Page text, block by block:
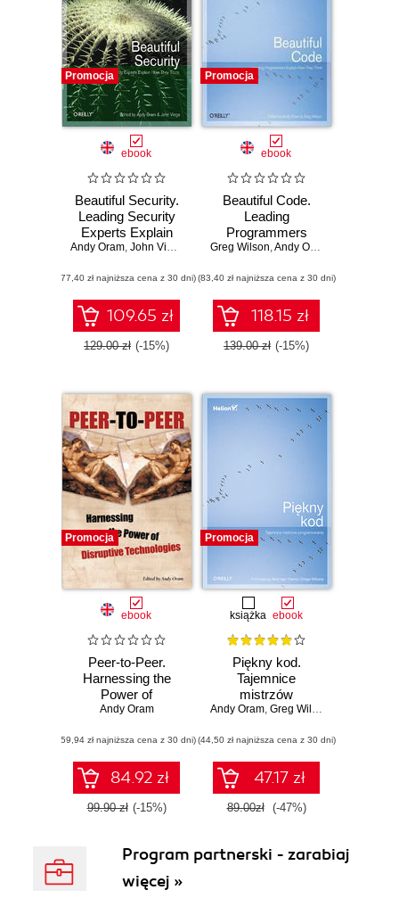
Promocja
ebook
Beautiful Security.
Leading Security
Experts Explain
How They Think
Andy Oram, John Viega
(77,40 zł najniższa cena z 30 dni)
109.65 zł
129.00 zł (-15%)
Promocja
ebook
Beautiful Code.
Leading
Programmers
Explain How They
Greg Wilson,Andy Oram
(83,40 zł najniższa cena z 30 dni)
118.15 zł
139.00 zł (-15%)
Promocja
ebook
Peer-to-Peer.
Harnessing the
Power of
Disruptive
Andy Oram
(59,94 zł najniższa cena z 30 dni)
84.92 zł
99.90 zł (-15%)
Promocja
książka ebook
Piękny kod.
Tajemnice
mistrzów
programowania
Andy Oram, Greg Wilson
(44,50 zł najniższa cena z 30 dni)
47.17 zł
89.00zł (-47%)
Program partnerski - zarabiaj
więcej »